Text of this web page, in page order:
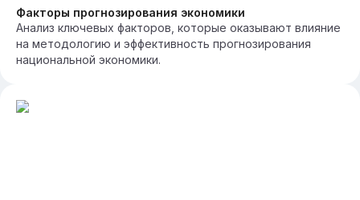
Факторы прогнозирования экономики
Анализ ключевых факторов, которые оказывают влияние
на методологию и эффективность прогнозирования
национальной экономики.